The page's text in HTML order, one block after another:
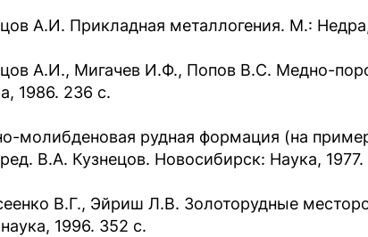
А.И. Прикладная металлогения. М.:
А.И., Мигачев И.Ф., Попов В.С. Медно-
1986. 236 с.
молибденовая рудная формация (на
В.А. Кузнецов. Новосибирск: Наука,
В.Г., Эйриш Л.В. Золоторудные
1996. 352 с.